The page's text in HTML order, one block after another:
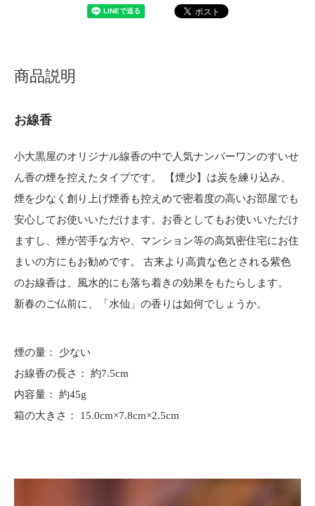
商品説明
お線香
小大黒屋のオリジナル線香の中で人気ナンバーワンのすいせ
ん香の煙を控えたタイプです。 【煙少】は炭を練り込み、
煙を少なく創り上げ煙香も控えめで密着度の高いお部屋でも
安心してお使いいただけます。お香としてもお使いいただけ
ますし、煙が苦手な方や、マンション等の高気密住宅にお住
まいの方にもお勧めです。 古来より高貴な色とされる紫色
のお線香は、風水的にも落ち着きの効果をもたらします。
新春のご仏前に、「水仙」の香りは如何でしょうか。
煙の量： 少ない
お線香の長さ： 約7.5cm
内容量： 約45g
箱の大きさ： 15.0cm×7.8cm×2.5cm